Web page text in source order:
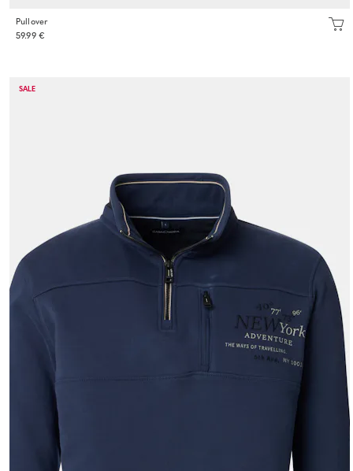
Pullover
59.99 €
SALE